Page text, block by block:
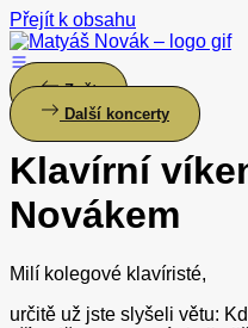
Přejít k obsahu
Zpět
Další koncerty
Klavírní
Novákem
Milí kolegové klavíristé,
určitě už jste slyšeli větu: